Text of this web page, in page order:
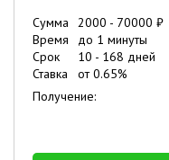
Сумма 2000 - 70000 ₽
Время
до 1 минуты
Срок
10 - 168 дней
Ставка
от0.65%
Получение: